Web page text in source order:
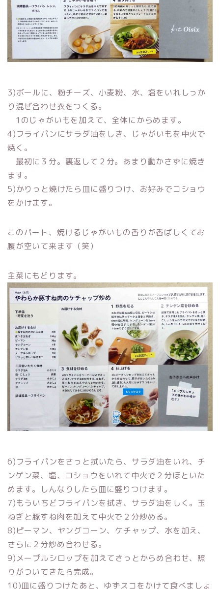
3)ボールに、粉チーズ、小麦粉、水、塩をいれしっか
り混ぜ合わせ衣をつくる。
1のじゃがいもを加えて、全体にからめます。
4)フライパンにサラダ油をしき、じゃがいもを中火で
焼く。
最初に３分。裏返して２分。あまり動かさずに焼き
ます。
5)かりっと焼けたら皿に盛りつけ、お好みでコショウ
をかけます。
このパート、焼けるじゃがいもの香りが香ばしくてお
腹が空いて来ます（笑）
主菜にもどります。
6)フライパンをさっと拭いたら、サラダ油をいれ、チ
ンゲン菜、塩、コショウをいれて中火で２分ほといた
めます。しんなりしたら皿に盛りつけます。
7)もういちどフライパンを拭き、サラダ油をしく。玉
ねぎと豚すね肉を加えて中火で２分炒める。
8)ピーマン、ヤングコーン、ケチャップ、水を加え、
さらに２分炒め合わせる。
9)メープルシロップを加えてさっとからめ合わせ、照
りがついてきたら完成。
10)皿に盛りつけたあと、ゆずスコをかけて食べましょ